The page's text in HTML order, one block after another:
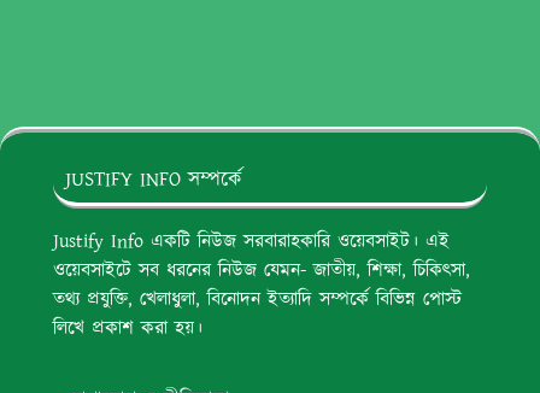
JUSTIFY INFO সম্পর্কে
Justify Info একটি নিউজ সরবারাহকারি ওয়েবসাইট। এই
ওয়েবসাইটে সব ধরনের নিউজ যেমন- জাতীয়, শিক্ষা, চিকিৎসা,
তথ্য প্রযুক্তি, খেলাধুলা, বিনোদন ইত্যাদি সম্পর্কে বিভিন্ন পোস্ট
লিখে প্রকাশ করা হয়।